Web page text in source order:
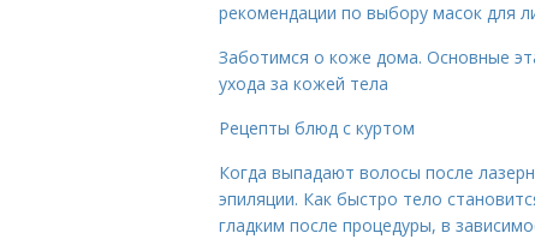
рекомендации по выбору масок для
Заботимся о коже дома. Основные
ухода за кожей тела
Рецепты блюд с куртом
Когда выпадают волосы после
эпиляции. Как быстро тело
гладким после процедуры, в